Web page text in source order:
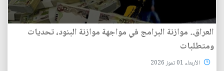
العراق.. موازنة البرامج في مواجهة موازنة البنود، تحديات
ومتطلبات
الأربعاء 01 تموز 2026